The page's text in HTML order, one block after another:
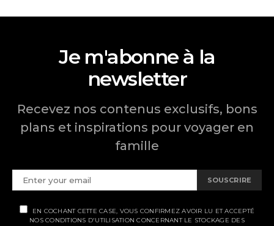
Je m'abonne à la
newsletter
Recevez nos contenus exclusifs, bons
plans et inspirations pour voyager en
famille
SOUSCRIRE
EN COCHANT CETTE CASE, VOUS CONFIRMEZ AVOIR LU ET ACCEPTÉ
NOS CONDITIONS D'UTILISATION CONCERNANT LE STOCKAGE DES